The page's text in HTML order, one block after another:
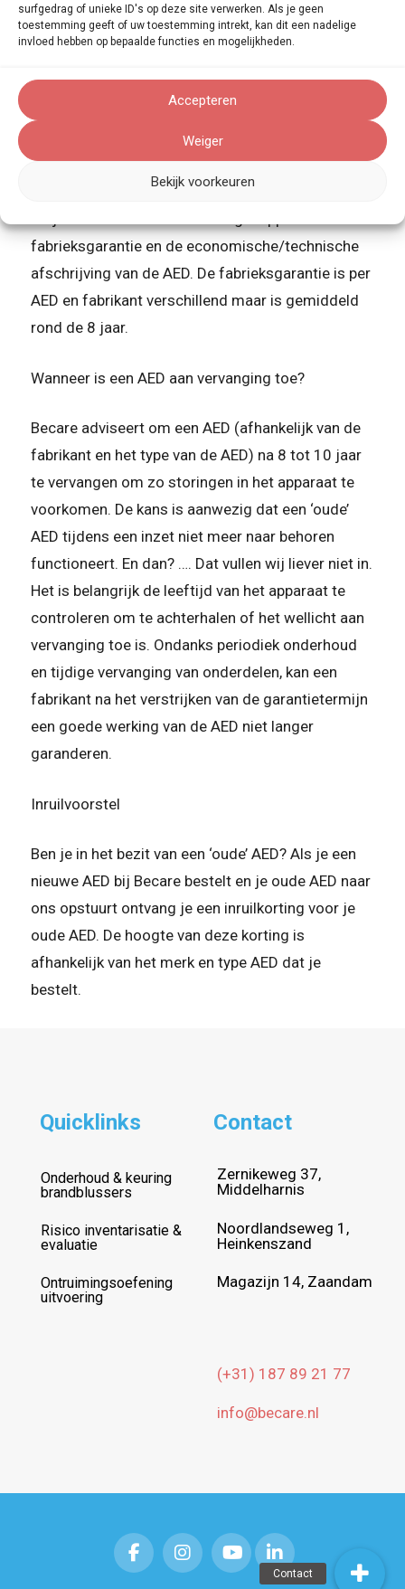
surfgedrag of unieke ID's op deze site verwerken. Als je geen
toestemming geeft of uw toestemming intrekt, kan dit een nadelige
invloed hebben op bepaalde functies en mogelijkheden.
Accepteren
Weiger
Bekijk voorkeuren
Hierdoor is jouw AED altijd in topstaat.
Technologie verbetert en apparatuur veroudert.
Elke automatische externe defibrillator (AED)
bevat onderdelen met een bepaalde levensduur. De
meeste AED’s hebben een levensduur rond de 8 –
fabrieksgarantie en de economische/technische
afschrijving van de AED. De fabrieksgarantie is per
AED en fabrikant verschillend maar is gemiddeld
rond de 8 jaar.
Wanneer is een AED aan vervanging toe?
Becare adviseert om een AED (afhankelijk van de
fabrikant en het type van de AED) na 8 tot 10 jaar
te vervangen om zo storingen in het apparaat te
voorkomen. De kans is aanwezig dat een ‘oude’
AED tijdens een inzet niet meer naar behoren
functioneert. En dan? …. Dat vullen wij liever niet in.
Het is belangrijk de leeftijd van het apparaat te
controleren om te achterhalen of het wellicht aan
vervanging toe is. Ondanks periodiek onderhoud
en tijdige vervanging van onderdelen, kan een
fabrikant na het verstrijken van de garantietermijn
een goede werking van de AED niet langer
garanderen.
Inruilvoorstel
Ben je in het bezit van een ‘oude’ AED? Als je een
nieuwe AED bij Becare bestelt en je oude AED naar
ons opstuurt ontvang je een inruilkorting voor je
oude AED. De hoogte van deze korting is
afhankelijk van het merk en type AED dat je
bestelt.
Quicklinks
Onderhoud & keuring
brandblussers
Risico inventarisatie &
evaluatie
Ontruimingsoefening
uitvoering
Contact
Zernikeweg 37,
Middelharnis
Noordlandseweg 1,
Heinkenszand
Magazijn 14, Zaandam
(+31) 187 89 21 77
info@becare.nl